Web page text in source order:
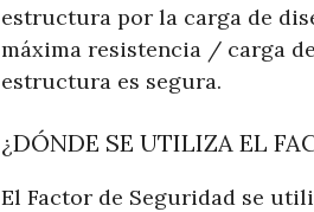
estructura por la carga de
máxima resistencia / carga
estructura es segura.
¿DÓNDE SE UTILIZA EL
El Factor de Seguridad se